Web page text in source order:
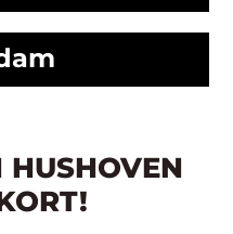
HUSHOVEN